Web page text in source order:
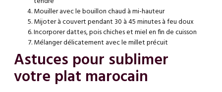
Mouiller avec le bouillon chaud à mi-hauteur
Mijoter à couvert pendant 30 à 45 minutes à feu doux
Incorporer dattes, pois chiches et miel en fin de cuisson
Mélanger délicatement avec le millet précuit
Astuces pour sublimer
votre plat marocain